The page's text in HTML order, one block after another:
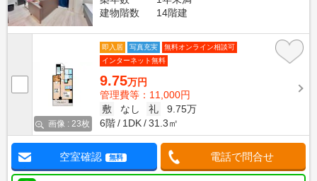
建物階数
14階建
画像 : 23枚
即入居 写真充実
無料オンライン相談可
インターネット無料
9.75万円
管理費等：11,000円
敷
なし 礼
9.75万
6階
1DK 31.3㎡
空室確認 無料 電話で問合せ